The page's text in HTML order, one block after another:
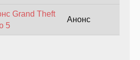
Grand Theft
5
Анонс